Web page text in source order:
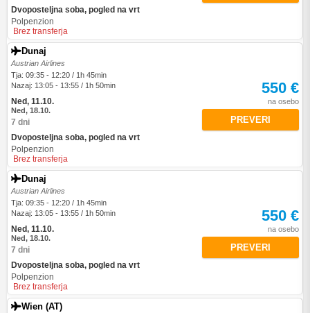
Dvoposteljna soba, pogled na vrt
Polpenzion
Brez transferja
Dunaj
Austrian Airlines
Tja: 09:35 - 12:20 / 1h 45min
Nazaj: 13:05 - 13:55 / 1h 50min
Ned, 11.10.
Ned, 18.10.
7 dni
Dvoposteljna soba, pogled na vrt
Polpenzion
Brez transferja
550 €
na osebo
PREVERI
Dunaj
Austrian Airlines
Tja: 09:35 - 12:20 / 1h 45min
Nazaj: 13:05 - 13:55 / 1h 50min
Ned, 11.10.
Ned, 18.10.
7 dni
Dvoposteljna soba, pogled na vrt
Polpenzion
Brez transferja
550 €
na osebo
PREVERI
Wien (AT)